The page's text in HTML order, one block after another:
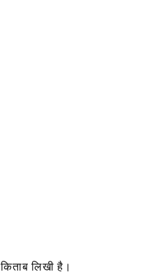
लिखी है।